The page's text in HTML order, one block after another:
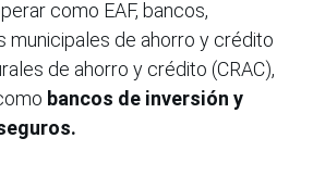
como EAF, bancos,
municipales de ahorro y crédito
de ahorro y crédito (CRAC),
bancos de inversión y